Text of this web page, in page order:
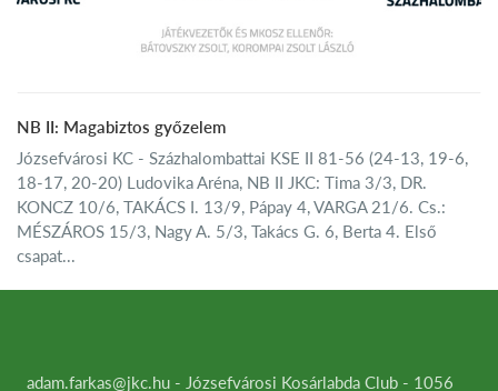
NB II: Magabiztos győzelem
Józsefvárosi KC - Százhalombattai KSE II 81-56 (24-13, 19-6,
18-17, 20-20) Ludovika Aréna, NB II JKC: Tima 3/3, DR.
KONCZ 10/6, TAKÁCS I. 13/9, Pápay 4, VARGA 21/6. Cs.:
MÉSZÁROS 15/3, Nagy A. 5/3, Takács G. 6, Berta 4. Első
csapat...
adam.farkas@jkc.hu - Józsefvárosi Kosárlabda Club - 1056